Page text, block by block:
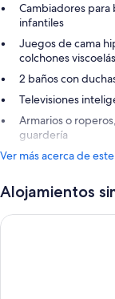
Cambiadores para
infantiles
Juegos de cama
colchones
2 baños con
Televisiones
Armarios o
guardería
Ver más acerca de
Alojamientos
Hotel Xcaret